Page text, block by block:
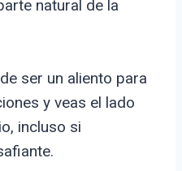
natural de la
ser un aliento para
y veas el lado
incluso si